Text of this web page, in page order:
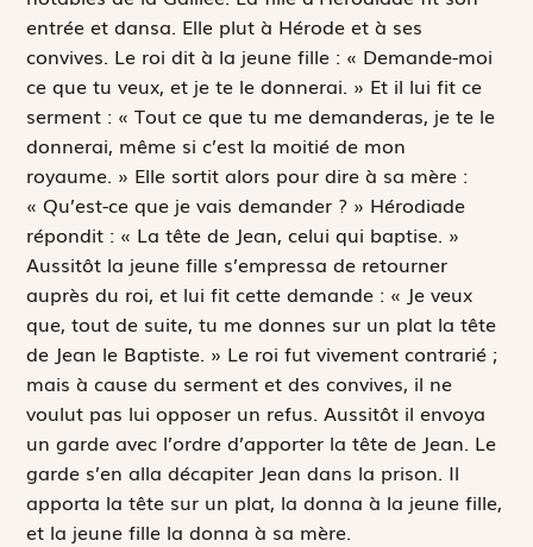
entrée et dansa. Elle plut à Hérode et à ses
convives. Le roi dit à la jeune fille : « Demande-moi
ce que tu veux, et je te le donnerai. » Et il lui fit ce
serment : « Tout ce que tu me demanderas, je te le
donnerai, même si c’est la moitié de mon
royaume. » Elle sortit alors pour dire à sa mère :
« Qu’est-ce que je vais demander ? » Hérodiade
répondit : « La tête de Jean, celui qui baptise. »
Aussitôt la jeune fille s’empressa de retourner
auprès du roi, et lui fit cette demande : « Je veux
que, tout de suite, tu me donnes sur un plat la tête
de Jean le Baptiste. » Le roi fut vivement contrarié ;
mais à cause du serment et des convives, il ne
voulut pas lui opposer un refus. Aussitôt il envoya
un garde avec l’ordre d’apporter la tête de Jean. Le
garde s’en alla décapiter Jean dans la prison. Il
apporta la tête sur un plat, la donna à la jeune fille,
et la jeune fille la donna à sa mère.